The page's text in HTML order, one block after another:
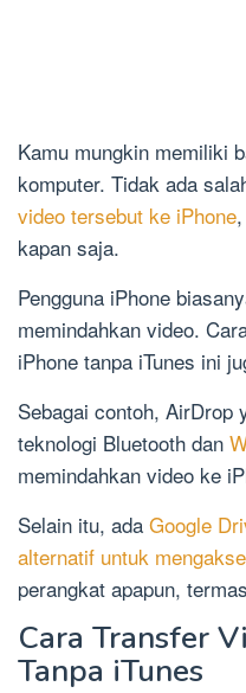
Kamu mungkin memiliki
komputer. Tidak ada
video tersebut ke iPhone
kapan saja.
Pengguna iPhone
memindahkan video.
iPhone tanpa iTunes ini
Sebagai contoh, AirDrop
teknologi Bluetooth dan
memindahkan video ke
Selain itu, ada Google
alternatif untuk
perangkat apapun,
Cara Transfer
Tanpa iTunes